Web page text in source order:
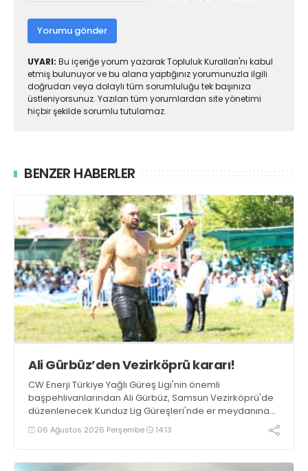
Yorumu gönder
UYARI: Bu içeriğe yorum yazarak Topluluk Kuralları'nı kabul
etmiş bulunuyor ve bu alana yaptığınız yorumunuzla ilgili
doğrudan veya dolaylı tüm sorumluluğu tek başınıza
üstleniyorsunuz. Yazılan tüm yorumlardan site yönetimi
hiçbir şekilde sorumlu tutulamaz.
BENZER HABERLER
Ali Gürbüz’den Vezirköprü kararı!
CW Enerji Türkiye Yağlı Güreş Ligi'nin önemli
başpehlivanlarından Ali Gürbüz, Samsun Vezirköprü'de
düzenlenecek Kunduz Lig Güreşleri'nde er meydanına
çıkmayacak.
06 Ağustos 2026 Perşembe 14:13